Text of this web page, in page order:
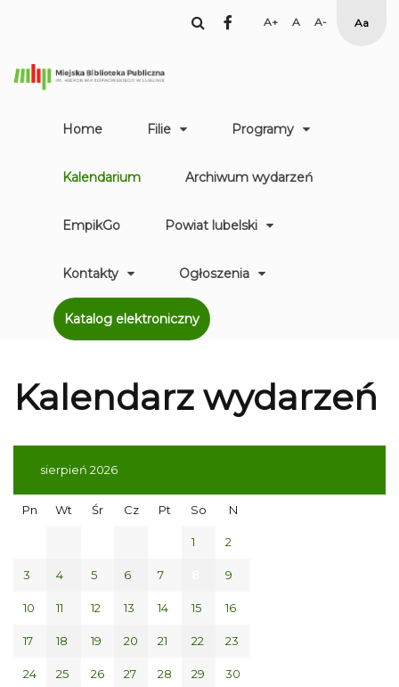
facebook
Set Set
Smaller
High
Home Filie Programy
Kalendarium Archiwum wydarzeń
EmpikGo Powiat lubelski
Kontakty Ogłoszenia
Katalog elektroniczny
Kalendarz wydarzeń
sierpień 2026
Pn Wt Śr Cz Pt So N
1 2
3 4 5 6 7 9
10 11 12 13 14 15 16
17 18 19 20 21 22 23
24 25 26 27 28 29 30